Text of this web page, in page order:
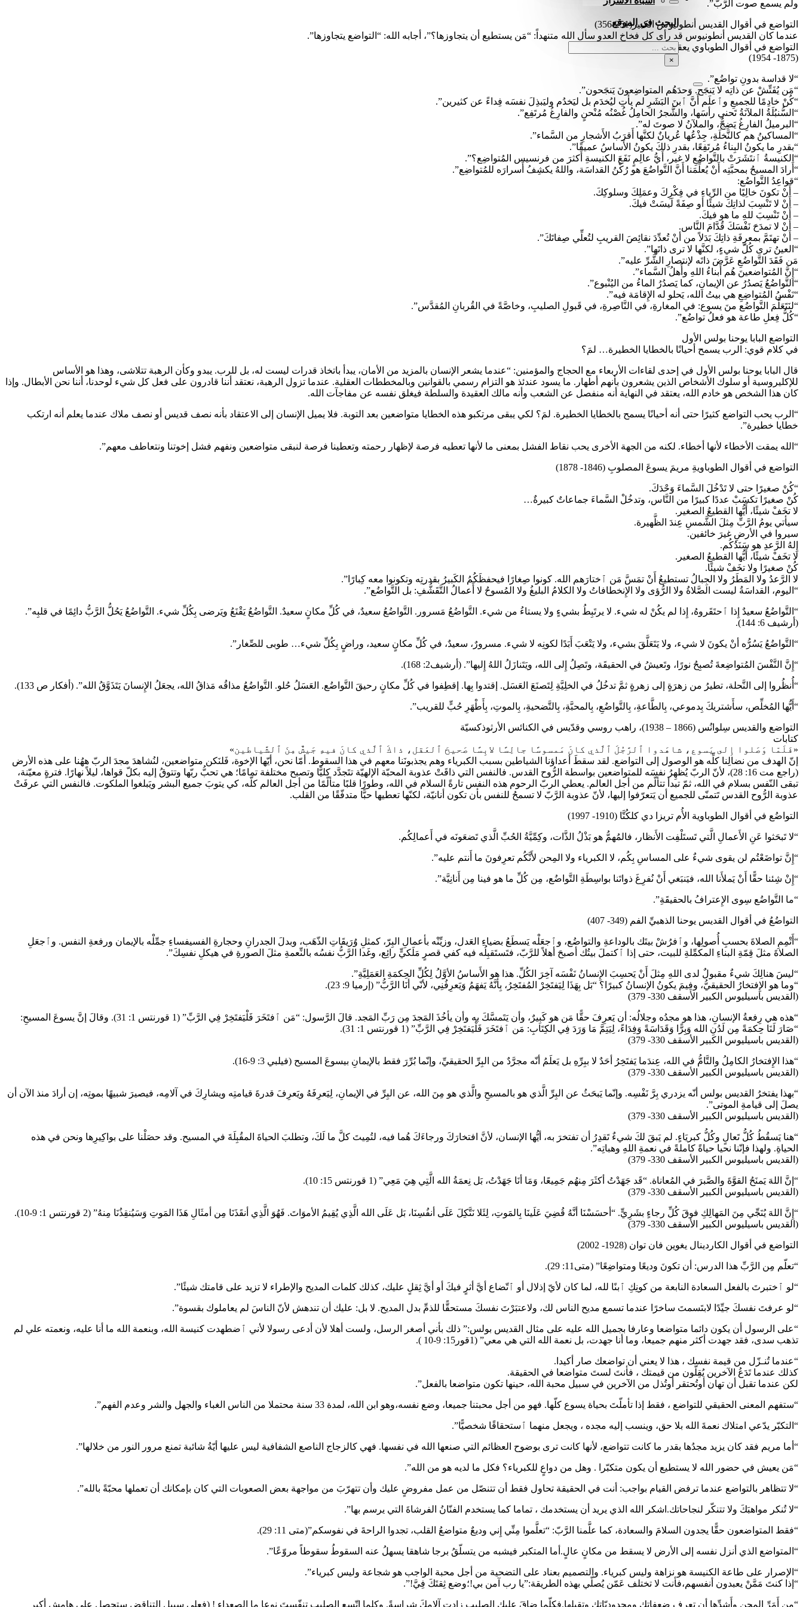
البحث في الموقع
بحث
×
ولم يسمع صوت الرَّبّ”.
التواضع في أقوال القديس أنطونيوس الكبير(251-356)
عندما كان القديس أنطونيوس قد رأى كل فخاخ العدو سأل الله متنهداً: “مَن يستطيع أن يتجاوزها؟”، أجابه الله: “التواضع يتجاوزها”.
التواضع في أقوال الطوباوي يعقوب الكبوشي
(1875- 1954)
“لا قداسة بدونِ تواضُع”.
“مَن يُفَتِّشْ عن ذاتِه لا يَنجَح. وَحدَهُم المتواضِعونَ يَنجَحون”.
“كُنْ خادِمًا للجميعِ وٱعلَم أَنَّ ٱبنَ البَشَرِ لم يأتِ ليُخدَم بل ليَخدُم وليَبذِلَ نفسَه فِداءً عن كثيرين”.
“السُّنبُلَةُ الملآنَةُ تَحني رأسَها، والشَّجرُ الحامِلُ غُصْنُه مُنْحنٍ والفارِغُ مُرتَفِع”.
“البرميلُ الفارِغُ يَضِجُّ، والملآنُ لا صوتَ له”.
“المساكينُ هم كالنَّخلَةِ، جِذْعُها عُريانٌ لكنَّها أَقرَبُ الأَشجارِ من السَّماء”.
“بقدرِ ما يكونُ البِناءُ مُرتَفِعًا، بقدرِ ذلكَ يكونُ الأَساسُ عميقًا”.
“الكنيسةُ ٱنتَشَرَتْ بالتَّواضُعِ لا غير، أَيُّ عالِمٍ نَفَعَ الكنيسةِ أَكثرَ من فرنسيس المُتواضِع؟”.
“أَرادَ المسيحُ بمحبَّتِه أَنْ يُعلِّمَنا أَنَّ التَّواضُعَ هو رُكْنُ القداسَة، واللهُ يكشِفُ أَسرارَه للمُتواضِع”.
“قواعِدُ التَّواضُع:
– أَنْ تكونَ خالِيًا من الرِّياءِ في فِكْرِكَ وعمَلِكَ وسلوكِكَ.
– أَنْ لا تَنْسِبَ لذاتِكَ شيئًا أو صِفَةً لَيسَتْ فيكَ.
– أَنْ تَنْسِبَ للهِ ما هو فيكَ.
– أَنْ لا تمدَحَ نَفْسَكَ قُدَّامَ النَّاس.
– أَنْ تهتَمَّ بمعرِفَةِ ذاتِكَ بَدَلاً من أنْ تُعدِّدَ نقائِصَ القريبِ لتُعلِّي صِفاتَكَ”.
“العينُ ترى كُلَّ شيءٍ، لكنَّها لا ترى ذاتَها”.
مَن فَقَدَ التَّواضُعِ عَرَّضَ ذاتَه لإنتصارِ الشَّرِّ عليه”.
“إِنَّ المُتواضعينَ هُم أَبناءُ اللهِ وأُهلُ السَّماء”.
“التَّواضُعُ يَصدُرُ عن الإيمانِ، كما يَصدُرُ الماءُ من اليُنْبوع”.
“نَفْسُ المُتواضِعِ هي بيتُ الله، يَحلو له الإِقامَة فيه”.
“لنَتَعَلَّمَ التَّواضُع منَ يسوع: في المغارةِ، في النَّاصِرةِ، في قَبولِ الصليبِ، وخاصَّةً في القُربانِ المُقدَّس”.
“كُلُّ فِعلِ طاعة هو فعلُ تواضُع”.
التواضع البابا يوحنا بولس الأول
في كلام قوي: الرب يسمح أحيانًا بالخطايا الخطيرة… لمَ؟
قال البابا يوحنا بولس الأول في إحدى لقاءات الأربعاء مع الحجاج والمؤمنين: “عندما يشعر الإنسان بالمزيد من الأمان، يبدأ باتخاذ قدرات ليست له، بل للرب. يبدو وكأن الرهبة تتلاشى، وهذا هو الأساس
للإكليروسية أو سلوك الأشخاص الذين يشعرون بأنهم أطهار. ما يسود عندئذ هو التزام رسمي بالقوانين وبالمخططات العقلية. عندما تزول الرهبة، نعتقد أننا قادرون على فعل كل شيء لوحدنا، أننا نحن الأبطال. وإذا
كان هذا الشخص هو خادم الله، يعتقد في النهاية أنه منفصل عن الشعب وأنه مالك العقيدة والسلطة فيغلق نفسه عن مفاجآت الله.
“الرب يحب التواضع كثيرًا حتى أنه أحيانًا يسمح بالخطايا الخطيرة. لمَ؟ لكي يبقى مرتكبو هذه الخطايا متواضعين بعد التوبة. فلا يميل الإنسان إلى الاعتقاد بأنه نصف قديس أو نصف ملاك عندما يعلم أنه ارتكب
خطايا خطيرة”.
“الله يمقت الأخطاء لأنها أخطاء. لكنه من الجهة الأخرى يحب نقاط الفشل بمعنى ما لأنها تعطيه فرصة لإظهار رحمته وتعطينا فرصة لنبقى متواضعين ونفهم فشل إخوتنا ونتعاطف معهم”.
التواضع في أقوال الطوباويةِ مريمَ يسوعَ المصلوبِ (1846- 1878)
“كُنْ صغيرًا حتى لا تَدْخُلَ السَّماءَ وَحْدَكَ.
كُنْ صغيرًا تكسَبْ عددًا كبيرًا من النَّاس، وتدخُلْ السَّماءَ جماعاتٌ كبيرةٌ…
لا تخَفْ شيئًا، أَيُّها القطيعُ الصغير.
سيأتي يومُ الرَّبِّ مِثلَ الشَّمسِ عِندَ الظَّهيرة.
سيروا في الأرضِ غيرَ خائفين.
إِلهُ الرَّعدِ هو سَنَدُكُم.
لا تخَفْ شيئًا، أَيُّها القطيعُ الصغير.
كُنْ صغيرًا ولا تخَفْ شيئًا.
لا الرَّعدُ ولا المَطَرُ ولا الجِبالُ تستطيعُ أَنْ تمَسَّ مَن ٱختارَهم الله. كونوا صِغارًا فيحفظَكُمُ الكَبيرُ بقدرتِه وتكونوا معه كِبارًا”.
“اليوم، القداسَةُ ليست الصَّلاةُ ولا الرُّؤى ولا الإِنخطافاتُ ولا الكلامُ البليغُ ولا المُسوحُ لا أَعمالُ التَّقَشُّفِ: بل التَّواضُع”.
“التَّواضُعُ سعيدٌ إِذا ٱحتَقَروهُ، إِذا لم يكُنْ له شيء. لا يرتَبِطُ بشيءٍ ولا يستاءُ من شيء. التَّواضُعُ مَسرور. التَّواضُعُ سعيدٌ، في كُلِّ مكانٍ سعيدٌ. التَّواضُعُ يَقْنَعُ ويَرضى بِكُلِّ شيء. التَّواضُعُ يَحُلُّ الرَّبُّ دائِمًا في قلبِه”.
(أرشيف 6: 144).
“التَّواضُعُ يَسُرُّه أنْ يكونَ لا شيء، ولا يَتَعَلَّقَ بشيء، ولا يَتْعَبَ أَبَدًا لكونِه لا شيء. مسرورٌ، سعيدٌ، في كُلِّ مكانٍ سعيد، وراضٍ بِكُلِّ شيء… طوبى للصِّغار”.
“إِنَّ النَّفْسَ المُتواضِعةَ تُصبِحُ نورًا، وتَعيشُ في الحقيقَة، وتَصِلُ إِلى الله، ويَتَنازَلُ اللهُ إِليها”. (أرشيف2: 168).
“أُنظُروا إلى النَّحلة، تطيرُ من زهرَةٍ إلى زهرةٍ ثمَّ تدخُلُ في الخلِيَّةِ لِتَصنَعَ العَسَل. إقتدوا بِها. إقطِفوا في كُلِّ مكانٍ رحيقَ التَّواضُع. العَسَلُ حُلو. التَّواضُعُ مذاقُه مَذاقُ الله، يجعَلُ الإِنسانَ يَتَذَوَّقُ الله”. (أفكار ص 133).
“أَيُّها المُخلِّص، سأَشتريكَ بِدموعي، بِالطَّاعةِ، بِالتَّواضُعِ، بِالمحبَّةِ، بِالتَّضحيةِ، بِالموتِ، بِأَطْهَرِ حُبٍّ للقريب”.
التواضع والقديس سِلوانُس (1866 – 1938)، راهب روسي وقدّيس في الكنائس الأرثوذكسيّة
كتابات
«فَلَمّا وَصَلوا إِلى يَسوع، شاهَدوا ٱلرَّجُلَ ٱلَّذي كانَ مَمسوسًا جالِسًا لابِسًا صَحيحَ ٱلعَقل، ذاكَ ٱلَّذي كانَ فيهِ جَيشٌ مِنَ ٱلشَّياطين»
إنّ الهدف من نضالِنا كلِّه هو الوصول إلى التواضع. لقد سقطَ أعداؤنا الشياطين بسبب الكبرياء وهم يجذبونَنا معهم في هذا السقوط. أمّا نحن، أيّها الإخوة، فَلنَكن متواضعين، لنُشاهدَ مجدَ الربّ ههُنا على هذه الأرض
(راجع مت 16: 28)، لأنّ الربّ يُظهِرُ نفسَه للمتواضعين بواسطة الرُّوح القدس. فالنفس التي ذاقَتْ عذوبة المحبّة الإلهيّة تتَجدَّد كليًّا وتصبح مختلفة تمامًا؛ هي تحبُّ ربّها وتتوقُ إليه بكلّ قواها، ليلاً نهارًا. فترةٍ معيّنة،
تبقى النّفس بسلام في الله، ثمّ تبدأ تتألّم من أجل العالم. يعطي الربّ الرحوم هذه النفس تارةً السلام في الله، وطورًا قلبًا متألّمًا من أجل العالم كلّه، كي يتوبَ جميع البشر ويَبلغوا الملكوت. فالنفس التي عرفَتْ
عذوبة الرُّوح القدس تَتمنّى للجميع أن يَتعرّفوا إليها، لأنّ عذوبة الرَّبّ لا تسمحُ للنفس بأن تكون أنانيّة، لكنّها تعطيها حبًّا متدفّقًا من القلب.
التواضُع في أقوال الطوباوية الأُم تريزا دي كلكُتَّا (1910- 1997)
“لا تَبحَثوا عَنِ الأَعمالِ الَّتي تَستَلْفِت الأَنظار، فالمُهمُّ هو بَذْلُ الذَّات، وكِمِّيَّةُ الحُبِّ الَّذي تَضعَونَه في أَعمالِكُم.
“إِنَّ تواضَعْتُم لن يقوى شيءٌ على المساسِ بِكُم، لا الكبرياء ولا المِحن لأَنَّكُم تعرِفونَ ما أَنتم عليه”.
“إِنْ شِئنا حقًّا أَنْ يَملأَنا الله، فيَنبَغي أَنْ نُفرِغَ ذواتَنا بواسِطَةِ التَّواضُع، مِن كُلِّ ما هو فينا مِن أَنانِيَّة”.
“ما التَّواضُع سِوى الإِعترافُ بالحقيقَةِ”.
التواضُعُ في أقوال القديس يوحنا الذهبيِّ الفم (349- 407)
“أَتْمِمِ الصلاةَ بحسبِ أُصولِها، وٱفرُشْ بيتَك بالوداعةِ والتواضُع، وٱجعَلْه يَسطَعُ بضياءِ العَدل، وزيِّنْه بأعمالِ البِرّ، كمثلِ وُرَيقَاتِ الذّهَب، وبدلَ الجدرانِ وحجارةِ الفسيفساءِ جمِّلْه بالإيمان ورفعةِ النفس. وٱجعَلِ
الصلاةَ مثلَ قِمّةِ البناءِ المكمِّلةِ للبيت، حتى إذا ٱكتملَ بيتُك أصبحَ أهلاً للرَّبّ، فتَستَقبِلُه فيه كفي قصرٍ مَلَكيٍّ رائِع، وغَدا الرَّبُّ نفسُه بالنِّعمةِ مثلَ الصورةِ في هيكلِ نفسِكَ”.
“ليسَ هنالِكَ شيءٌ مقبولٌ لدى اللهِ مِثلَ أَنْ يَحسِبَ الإِنسانُ نَفْسَه آخِرَ الكُلِّ. هذا هو الأَساسُ الأوَّلُ لِكُلِّ الحِكمَةِ العَمَلِيَّةِ”.
“وما هو الإِفتخارُ الحقيقيُّ، وفِيمَ يكونُ الإنسانُ كبيرًا؟ “بَل بِهَذَا لِيَفتَخِرْ المُفتَخِرُ، بِأنَّهُ يَفهَمُ وَيَعرِفُنِي، لأنّي أنَا الرَّبُّ” (إرميا 9: 23).
(القديس باسيليوس الكبير الأسقف 330- 379)
“هذه هي رِفعةُ الإنسانِ، هذا هو مجدُه وجلالُه: أن يَعرِفَ حقًّا مَن هو كَبِيرٌ، وأن يَتَمسَّكَ به وأن يأخُذَ المَجدَ مِن رَبِّ المَجد. قالَ الرَّسول: “مَن ٱفتَخَرَ فَلْيَفتَخِرْ فِي الرَّبِّ” (1 قورنتس 1: 31). وقالَ إنَّ يسوعَ المسيحِ:
“صَارَ لَنَا حِكمَةً مِن لَدُنِ الله وَبِرًّا وَقَدَاسَةً وَفِدَاءً، لِيَتِمَّ مَا وَرَدَ فِي الكِتَابِ: مَن ٱفتَخَرَ فَلْيَفتَخِرْ فِي الرَّبِّ” (1 قورنتس 1: 31).
(القديس باسيليوس الكبير الأسقف 330- 379)
“هذا الإِفتخارُ الكامِلُ والتَّامُّ في الله، عِندَما يَفتَخِرُ أحَدٌ لا ببِرِّهِ بل يَعلَمُ أنّه مجرَّدٌ من البِرِّ الحقيقيِّ، وإنّما بُرِّرَ فقط بالإيمانِ بيسوعَ المسيح (فيلبي 3: 9-16).
(القديس باسيليوس الكبير الأسقف 330- 379)
“بهذا يفتخرُ القديس بولس أنّه يزدري بِرَّ نَفْسِه. وإنّما يَبحَثُ عن البِرِّ الَّذي هو بالمسيحِ والَّذي هو مِنَ الله، عن البِرِّ في الإيمانِ، لِيَعرِفَهُ ويَعرِفَ قدرةَ قيامتِه ويشارِكَ في آلامِه، فيصيرَ شبيهًا بموتِه، إن أرادَ منذ الآن أن
يصلَ إلى قيامةِ الموتى”.
(القديس باسيليوس الكبير الأسقف 330- 379)
“هنا يَسقُطُ كُلُّ تَعالٍ وكُلُّ كبريَاءٍ. لم يَبقَ لكَ شيءٌ تَقدِرُ أن تفتخرَ به، أيُّها الإنسان، لأنَّ افتخارَكَ ورجاءَكَ هُما فيه، لتُمِيتَ كلَّ ما لَكَ، وتطلبَ الحياةَ المقُبِلَةَ في المسيح. وقد حصَلْنا على بواكِيرِها ونحن في هذه
الحياةِ. ولهذا فإنّنا نحيا حياةً كاملةً في نعمةِ اللهِ وهباتِه”.
(القديس باسيليوس الكبير الأسقف 330- 379)
“إنَّ اللهَ يَمنَحُ القوَّةَ والصَّبرَ في المُعاناة. “قَد جَهَدْتُ أكثَرَ مِنهُم جَمِيعًا، وَمَا أنَا جَهَدْتُ، بَل نِعمَةُ الله الَّتِي هِيَ مَعِي” (1 قورنتس 15: 10).
(القديس باسيليوس الكبير الأسقف 330- 379)
“إِنَّ اللهَ يُنَجِّي مِنَ المَهالِكِ فوقَ كُلِّ رجاءٍ بشَرِيٍّ. “أحسَسْنَا أنَّهُ قُضِيَ عَلَينَا بِالمَوتِ، لِئَلا نَتَّكِلَ عَلَى أنفُسِنَا، بَل عَلَى الله الَّذِي يُقِيمُ الأموَاتَ. فَهُوَ الَّذِي أنقَذَنَا مِن أمثَالِ هَذَا المَوتِ وَسَيُنقِذُنَا مِنهُ” (2 قورنتس 1: 9-10).
(القديس باسيليوس الكبير الأسقف 330- 379)
التواضع في أقوال الكاردينال يغوين فان توان (1928- 2002)
“تعلّم مِن الرَّبِّ هذا الدرس: أن تكونَ وديعًا ومتواضِعًا” (متى11: 29).
“لو ٱختبرتَ بالفعل السعادة النابعة من كونِكِ ٱبنًا لله، لما كان لأيّ إذلال أو ٱتّضاع أيَّ أثرٍ فيكَ أو أيَّ ثِقلٍ عليك، كذلك كلمات المديح والإطراء لا تزيد على قامتك شيئًا”.
“لو عرفتَ نفسكَ جيِّدًا لابتَسمتَ ساخرًا عندما تسمع مديح الناس لك، ولاعتبَرْتَ نفسكَ مستحقًّا للذمِّ بدل المديح. لا بل: عليك أن تندهش لأنّ الناسَ لم يعاملوك بقسوة”.
“على الرسول أن يكون دائما متواضعا وعارفا بجميل الله عليه على مثال القديس بولس:” ذلك بأني أصغر الرسل، ولست أهلا لأن أدعى رسولا لأني ٱضطهدت كنيسة الله، وبنعمة الله ما أنا عليه، ونعمته علي لم
تذهب سدى، فقد جهدت أكثر منهم جميعا، وما أنا جهدت، بل نعمة الله التي هي معي” (1قور15: 9-10 ).
“عندما تُنـزّل من قيمة نفسك ، هذا لا يعني أن تواضعك صار أكيدا.
كذلك عندما تَدَعُ الآخرين يُقِلّون من قيمتك ، فأنتَ لستَ متواضعا في الحقيقة.
لكن عندما تقبل أن تهان أوتُحتقر أوتُذل من الآخرين في سبيل محبة الله، حينها تكون متواضعا بالفعل”.
“ستفهم المعنى الحقيقي للتواضع ، فقط إذا تأملّتَ بحياة يسوع كلّها. فهو من أجل محبتنا جميعا، وضع نفسه،وهو ابن الله، لمدة 33 سنة محتملا من الناس الغباء والجهل والشر وعدم الفهم”.
“التكبّر يدّعي امتلاك نعمةَ الله بلا حق، وينسب إليه مجده ، ويجعل منهما ٱستحقاقًا شخصيًّا”.
“أما مريم فقد كان يزيد مجدُها بقدر ما كانت تتواضع، لأنها كانت ترى بوضوح العظائم التي صنعها الله في نفسها. فهي كالزجاج الناصع الشفافية ليس عليها أيّةُ شائبة تمنع مرور النور من خلالها”.
“مَن يعيش في حضور الله لا يستطيع أن يكون متكبّرا . وهل من دواعٍ للكبرياء؟ فكل ما لديه هو من الله”.
“لا تتظاهر بالتواضع عندما ترفض القيام بواجب: أنت في الحقيقة تحاول فقط أن تتنصّل من عمل مفروضٍ عليك وأن تتهرّبَ من مواجهة بعض الصعوبات التي كان بإمكانك أن تعملها محبّةً بالله”.
“لا تُنكر مواهبَكَ ولا تتنكّر لنجاحاتك.اشكر الله الذي يريد أن يستخدمك ، تماما كما يستخدم الفنّانُ الفرشاةَ التي يرسم بها”.
“فقط المتواضعون حقًّا يجدون السلامَ والسعادة، كما علَّمنا الرَّبّ: “تعلَّموا مِنِّي إِني وديعٌ متواضعُ القلب، تجدوا الراحةَ في نفوسكم”(متى 11: 29).
“المتواضع الذي أنزل نفسه إلى الأرض لا يسقط من مكانٍ عالٍ.أما المتكبر فيشبه من يتسلّقُ برجا شاهقا يسهلُ عنه السقوطُ سقوطاً مروّعًا”.
“الإصرار على طاعة الكنيسة هو نزاهة وليس كبرياء. والتصميم بعناد على التضحية من أجل محبة الواجب هو شجاعة وليس كبرياء”.
“إذا كنتَ مَمَّنْ يعبدون أنفسهم،فأنت لا تختلف عَمّن يُصلّي بهذه الطريقة:”يا رب آمن بي!؛وضع ثِقتَكَ فِيَّ!”.
“مِن أَمَرِّ المِحنِ وأَشدِّها أن تعرف ضعفاتك ومحدوديّاتك وتقبلها.فكلّما ضاقَ عليك الصليب زادت آلامكَ شراسةً. وكلما اتّسع الصليب تنفّستَ نوعا ما الصعداء ! (فعلى سبيل التناقض ستحصل على هامش أكبر